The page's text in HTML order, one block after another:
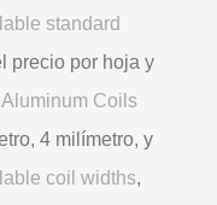
standard
precio por hoja y
Aluminum Coils
4 milímetro, y
coil widths,